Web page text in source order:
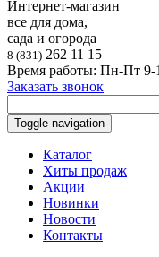
Интернет-магазин
все для дома,
сада и огорода
8 (831) 262 11 15
Время работы: Пн-Пт 9-
Заказать звонок
Toggle navigation
Каталог
Хиты продаж
Акции
Новинки
Новости
Контакты